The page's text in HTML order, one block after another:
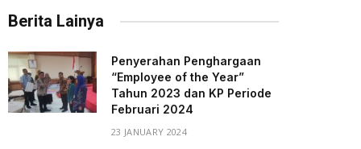
Berita Lainya
Penyerahan Penghargaan
“Employee of the Year”
Tahun 2023 dan KP Periode
Februari 2024
23 JANUARY 2024